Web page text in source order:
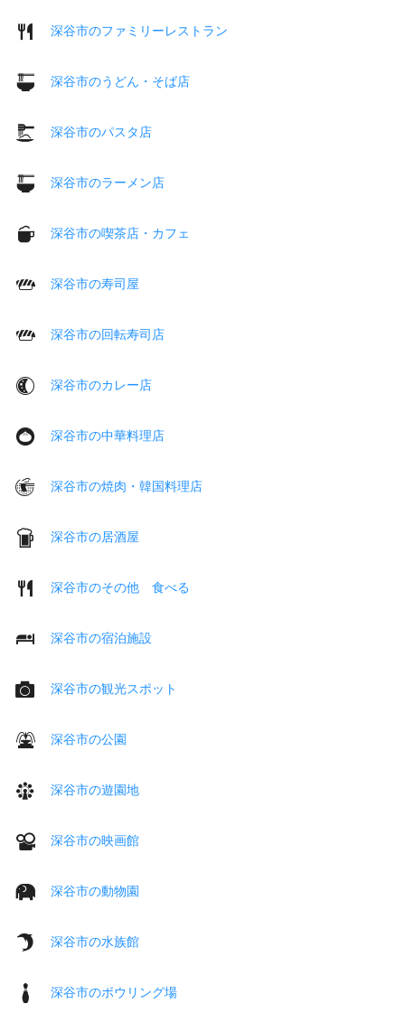
深谷市のファミリーレストラン
深谷市のうどん・そば店
深谷市のパスタ店
深谷市のラーメン店
深谷市の喫茶店・カフェ
深谷市の寿司屋
深谷市の回転寿司店
深谷市のカレー店
深谷市の中華料理店
深谷市の焼肉・韓国料理店
深谷市の居酒屋
深谷市のその他 食べる
深谷市の宿泊施設
深谷市の観光スポット
深谷市の公園
深谷市の遊園地
深谷市の映画館
深谷市の動物園
深谷市の水族館
深谷市のボウリング場